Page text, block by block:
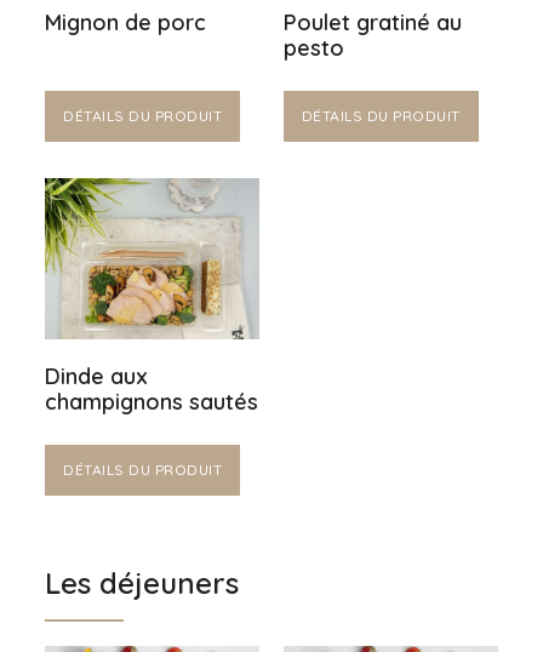
Mignon de porc
DÉTAILS DU PRODUIT
Poulet gratiné au
pesto
DÉTAILS DU PRODUIT
Dinde aux
champignons sautés
DÉTAILS DU PRODUIT
Les déjeuners